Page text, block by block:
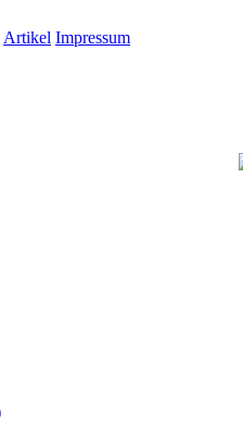
Artikel Impressum